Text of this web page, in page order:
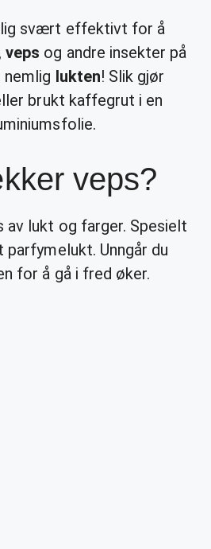
svært effektivt for å
veps og andre insekter på
nemlig lukten! Slik gjør
brukt kaffegrut i en
veps?
av lukt og farger. Spesielt
Unngår du
for å gå i fred øker.